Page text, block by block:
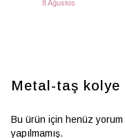
8 Ağustos
Metal-taş kolye
Bu ürün için henüz yorum
yapılmamış.